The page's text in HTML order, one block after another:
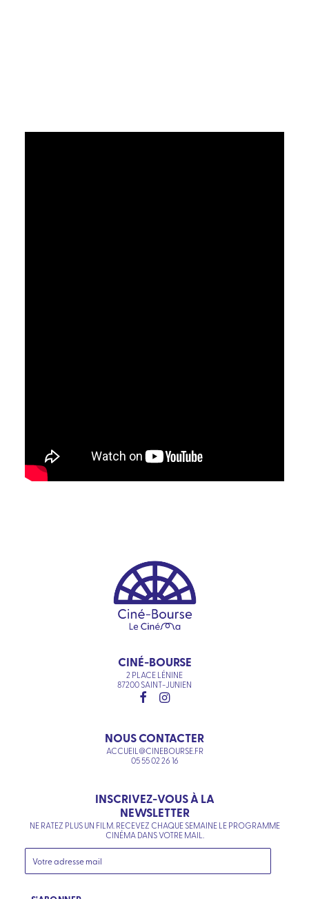
CINÉ-BOURSE
2 PLACE LÉNINE
87200 SAINT-JUNIEN
NOUS CONTACTER
ACCUEIL@CINEBOURSE.FR
05 55 02 26 16
INSCRIVEZ-VOUS À LA
NEWSLETTER
NE RATEZ PLUS UN FILM. RECEVEZ CHAQUE SEMAINE LE PROGRAMME
CINÉMA DANS VOTRE MAIL.